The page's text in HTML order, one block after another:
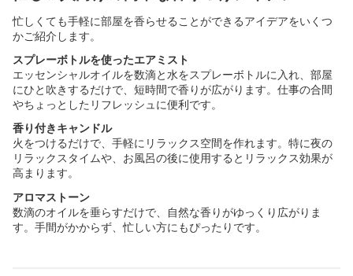
忙しくても手軽に部屋を香らせることができるアイデアをいくつ
かご紹介します。
スプレーボトルを使ったエアミスト
エッセンシャルオイルを数滴と水をスプレーボトルに入れ、部屋
にひと吹きするだけで、短時間で香りが広がります。仕事の合間
やちょっとしたリフレッシュに便利です。
香り付きキャンドル
火をつけるだけで、手軽にリラックス空間を作れます。特に夜の
リラックスタイムや、お風呂の後に使用するとリラックス効果が
高まります。
アロマストーン
数滴のオイルを垂らすだけで、自然な香りがゆっくり広がりま
す。手間がかからず、忙しい方にもぴったりです。